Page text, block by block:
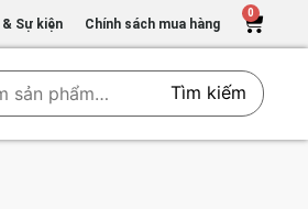
Sự kiện Chính sách mua hàng
0
Tìm kiếm